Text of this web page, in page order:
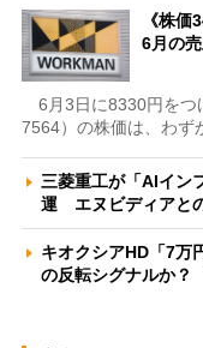
《株
6月の
6月3日に8330円をつ
7564）の株価は、わ
三菱重工が「AIイン
運 エヌビディアと
キオクシアHD「7万
の反転シグナルか